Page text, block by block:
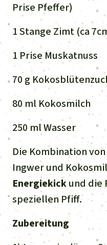
Prise Pfeffer)
1 Stange Zimt (ca
1 Prise Muskatnuss
70 g
80 ml Kokosmilch
250 ml Wasser
Die Kombination
Ingwer und
Energiekickund die
speziellen Pfiff.
Zubereitung